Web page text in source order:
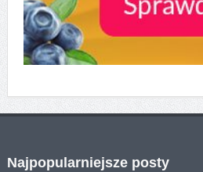
Najpopularniejsze posty